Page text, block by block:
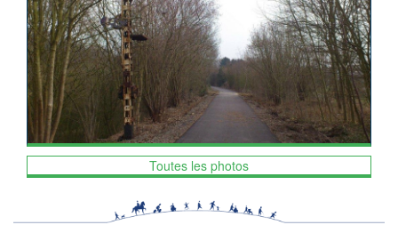
Toutes les photos